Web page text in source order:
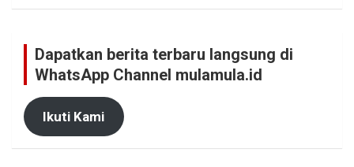
Dapatkan berita terbaru langsung di
WhatsApp Channel mulamula.id
Ikuti Kami